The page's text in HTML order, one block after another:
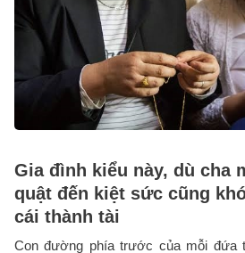
Gia đình kiểu này, dù cha
quật đến kiệt sức cũng
cái thành tài
Con đường phía trước của mỗi đứa